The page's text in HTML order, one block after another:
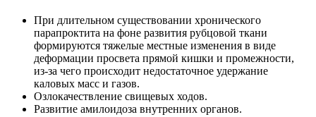
При длительном существовании хронического
парапроктита на фоне развития рубцовой ткани
формируются тяжелые местные изменения в виде
деформации просвета прямой кишки и промежности,
из-за чего происходит недостаточное удержание
каловых масс и газов.
Озлокачествление свищевых ходов.
Развитие амилоидоза внутренних органов.